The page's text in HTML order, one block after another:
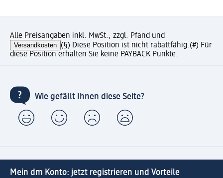
Alle Preisangaben inkl. MwSt., zzgl. Pfand und
Versandkosten (§) Diese Position ist nicht rabattfähig.(#) Für
diese Position erhalten Sie keine PAYBACK Punkte.
Wie gefällt Ihnen diese Seite?
Mein dm Konto: jetzt registrieren und Vorteile